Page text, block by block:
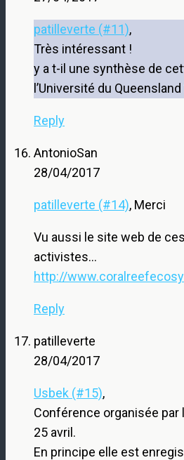
patilleverte (#11),
Très intéressant !
y a t-il une synthèse de
l’Université du Queensland
Reply
AntonioSan
28/04/2017
patilleverte (#14), Merci
Vu aussi le site web de
activistes…
http://
Reply
patilleverte
28/04/2017
Usbek (#15),
Conférence organisée par
25 avril.
En principe elle est